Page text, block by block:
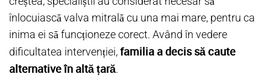
înlocuiască valva mitrală cu una mai mare, pentru ca
inima ei să funcționeze corect. Având în vedere
dificultatea intervenției,familia a decis să caute
alternative în altă țară.